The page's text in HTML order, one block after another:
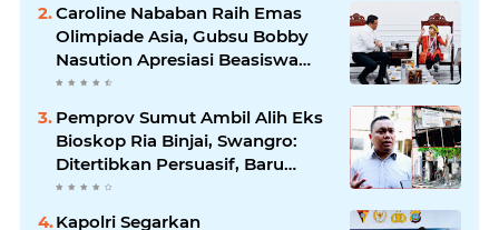
Caroline Nababan Raih Emas
Olimpiade Asia, Gubsu Bobby
Nasution Apresiasi Beasiswa
dan Bimbel
Pemprov Sumut Ambil Alih Eks
Bioskop Ria Binjai, Swangro:
Ditertibkan Persuasif, Baru
Kelola dengan Baik
Kapolri Segarkan